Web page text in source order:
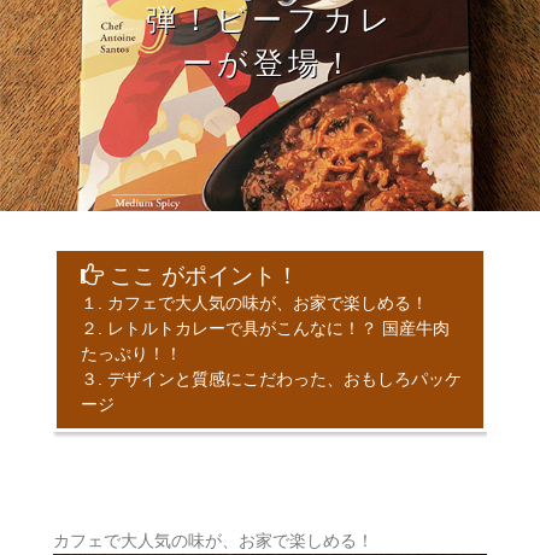
弾！ビーフカレ
ーが登場！
ここ がポイント！
１. カフェで大人気の味が、お家で楽しめる！
２. レトルトカレーで具がこんなに！？ 国産牛肉
たっぷり！！
３. デザインと質感にこだわった、おもしろパッケ
ージ
カフェで大人気の味が、お家で楽しめる！